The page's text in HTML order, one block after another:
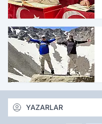
YAZARLAR